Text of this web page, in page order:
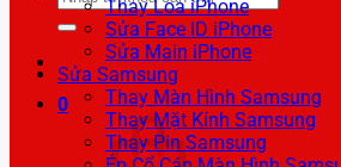
kiếm:
0
Thay Loa iPhone
Sửa Face ID iPhone
Sửa Main iPhone
Sửa Samsung
Thay Màn Hình Samsung
Thay Mặt Kính Samsung
Thay Pin Samsung